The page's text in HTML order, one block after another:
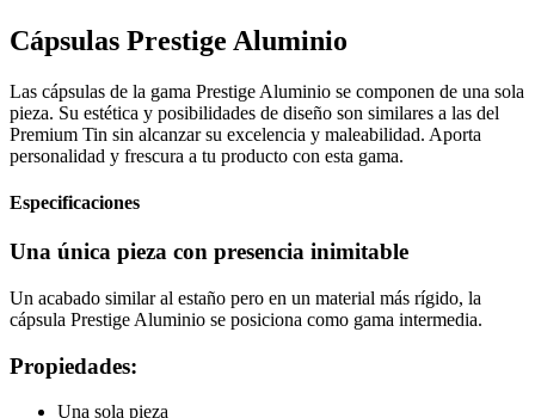
Cápsulas Prestige Aluminio
Las cápsulas de la gama Prestige Aluminio se componen de una sola
pieza. Su estética y posibilidades de diseño son similares a las del
Premium Tin sin alcanzar su excelencia y maleabilidad. Aporta
personalidad y frescura a tu producto con esta gama.
Especificaciones
Una única pieza con presencia inimitable
Un acabado similar al estaño pero en un material más rígido, la
cápsula Prestige Aluminio se posiciona como gama intermedia.
Propiedades:
Una sola pieza